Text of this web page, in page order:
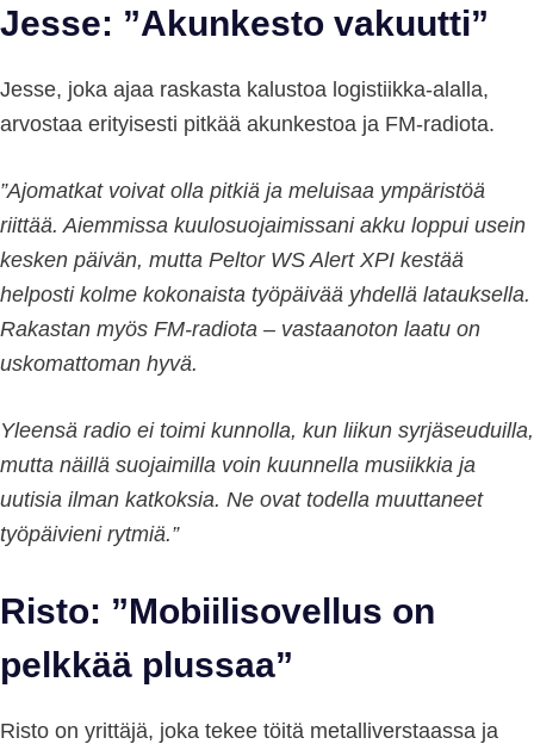
Jesse: ”Akunkesto vakuutti”
Jesse, joka ajaa raskasta kalustoa logistiikka-alalla,
arvostaa erityisesti pitkää akunkestoa ja FM-radiota.
”Ajomatkat voivat olla pitkiä ja meluisaa ympäristöä
riittää. Aiemmissa kuulosuojaimissani akku loppui usein
kesken päivän, mutta Peltor WS Alert XPI kestää
helposti kolme kokonaista työpäivää yhdellä latauksella.
Rakastan myös FM-radiota – vastaanoton laatu on
uskomattoman hyvä.
Yleensä radio ei toimi kunnolla, kun liikun syrjäseuduilla,
mutta näillä suojaimilla voin kuunnella musiikkia ja
uutisia ilman katkoksia. Ne ovat todella muuttaneet
työpäivieni rytmiä.”
Risto: ”Mobiilisovellus on
pelkkää plussaa”
Risto on yrittäjä, joka tekee töitä metalliverstaassa ja